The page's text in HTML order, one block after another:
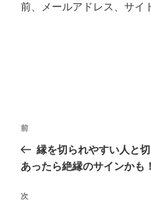
前、メールアドレス、サイ
投
ナ
ゲ
前
の
投
前
縁を切られやすい人と
あったら絶縁のサインかも
次
次